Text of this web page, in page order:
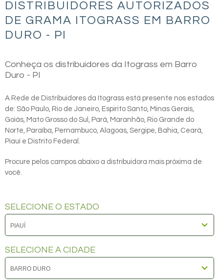
DISTRIBUIDORES AUTORIZADOS
DE GRAMA ITOGRASS EM BARRO
DURO - PI
Conheça os distribuidores da Itograss em Barro
Duro - PI
A Rede de Distribuidores da Itograss está presente nos estados
de: São Paulo, Rio de Janeiro, Espirito Santo, Minas Gerais,
Goiás, Mato Grosso do Sul, Pará, Maranhão, Rio Grande do
Norte, Paraíba, Pernambuco, Alagoas, Sergipe, Bahia, Ceará,
Piauí e Distrito Federal.
Procure pelos campos abaixo a distribuidora mais próxima de
você.
SELECIONE O ESTADO
SELECIONE A CIDADE